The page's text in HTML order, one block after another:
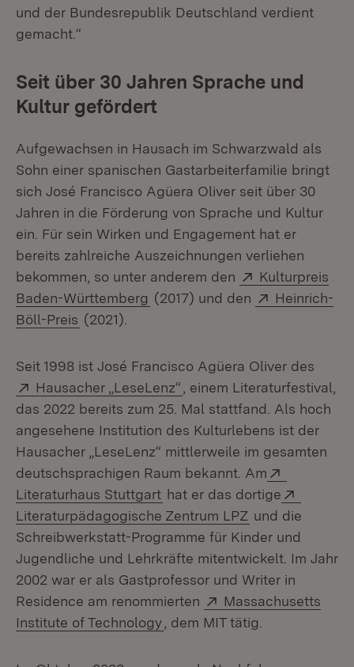
und der Bundesrepublik Deutschland verdient
gemacht.“
Seit über 30 Jahren Sprache und
Kultur gefördert
Aufgewachsen in Hausach im Schwarzwald als
Sohn einer spanischen Gastarbeiterfamilie bringt
sich José Francisco Agüera Oliver seit über 30
Jahren in die Förderung von Sprache und Kultur
ein. Für sein Wirken und Engagement hat er
bereits zahlreiche Auszeichnungen verliehen
bekommen, so unter anderem den
Extern:
Kulturpreis
Baden-Württemberg (Öffnet in neuem Fenster)
(2017) und den Extern:
Heinrich-
Böll-Preis (Öffnet in neuem Fenster)
(2021).
Seit 1998 ist José Francisco Agüera Oliver des
Extern:
Hausacher „LeseLenz“ (Öffnet in neuem Fenster)
, einem Literaturfestival,
das 2022 bereits zum 25. Mal stattfand. Als hoch
angesehene Institution des Kulturlebens ist der
Hausacher „LeseLenz“ mittlerweile im gesamten
deutschsprachigen Raum bekannt. Am
Literaturhaus Stuttgart (Öffnet in neuem Fenster)
hat er das dortige
Literaturpädagogische Zentrum LPZ (Öffnet in
und die
Schreibwerkstatt-Programme für Kinder und
Jugendliche und Lehrkräfte mitentwickelt. Im Jahr
2002 war er als Gastprofessor und Writer in
Residence am renommierten
Extern:
Massachusetts
Institute of Technology (Öffnet in neuem Fenster)
, dem MIT tätig.